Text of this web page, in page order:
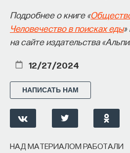
Подробнее о книге «
Человечество в поисках еды»
на сайте издательства
12/27/2024
НАПИСАТЬ НАМ
НАД МАТЕРИАЛОМ РАБОТАЛИ
и общества в целом.
остается вопрос о том,
былую инициативу в
государственной поддержки
заставить правительство
ответственность за науку.
результат, эта
и американского кризиса
возникли не из-за внутренней